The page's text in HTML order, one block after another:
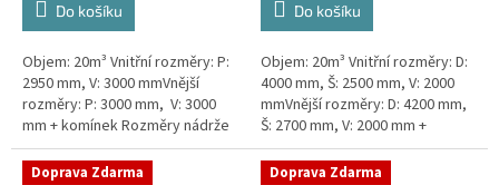
Do košíku
Objem: 20m³ Vnitřní rozměry: P:
2950 mm, V: 3000 mmVnější
rozměry: P: 3000 mm, V: 3000
mm + komínek Rozměry nádrže
možno jakkoliv upravit -
vyrobíme nádrž na míru!Nádrž...
Do košíku
Objem: 20m³ Vnitřní rozměry: D:
4000 mm, Š: 2500 mm, V: 2000
mmVnější rozměry: D: 4200 mm,
Š: 2700 mm, V: 2000 mm +
komínek Běžná doba dodání 2-3
týdny od objednávky. Rozměry...
Doprava Zdarma Doprava Zdarma